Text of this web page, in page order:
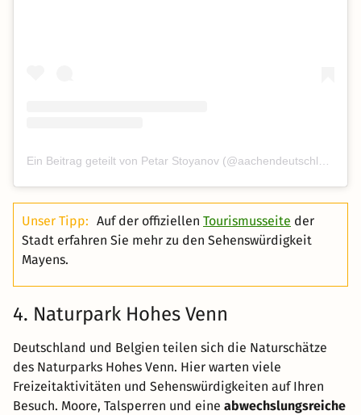
Ein Beitrag geteilt von Petar Stoyanov (@aachendeutschland)
Unser Tipp: Auf der offiziellen Tourismusseite der
Stadt erfahren Sie mehr zu den Sehenswürdigkeit
Mayens.
4. Naturpark Hohes Venn
Deutschland und Belgien teilen sich die Naturschätze
des Naturparks Hohes Venn. Hier warten viele
Freizeitaktivitäten und Sehenswürdigkeiten auf Ihren
Besuch. Moore, Talsperren und eine abwechslungsreiche